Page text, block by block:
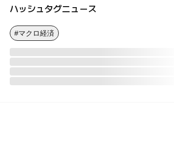
ハッシュタグニュース
#マクロ経済